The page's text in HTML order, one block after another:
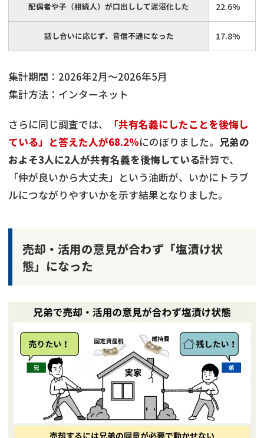
配偶者や子（相続人）が口出しして泥沼化した 22.6%
話し合いに応じず、音信不通になった 17.8%
集計期間：2026年2月～2026年5月
集計方法：インターネット
さらに同じ調査では、
「共有名義にしたことを後悔し
ている」と答えた人が68.2%にのぼりました。 兄弟の
およそ3人に2人が共有名義を後悔している計算で、
「仲が良いから大丈夫」という油断が、いかにトラブ
ルにつながりやすいかを示す結果となりました。
売却・活用の意見が合わず「塩漬け状
態」になった